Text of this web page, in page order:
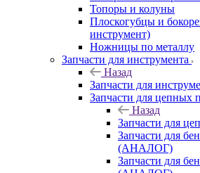
Топоры и колуны
Плоскогубцы и
инструмент)
Ножницы по металлу
Запчасти для инструмента
Назад
Запчасти для
Запчасти для цепных
Назад
Запчасти для
Запчасти для
(АНАЛОГ)
Запчасти для